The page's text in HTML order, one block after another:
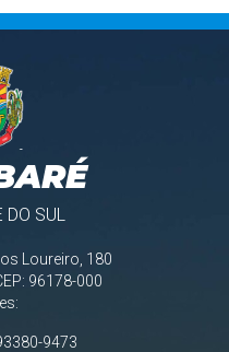
DO SUL
Loureiro, 180
96178-000
9473